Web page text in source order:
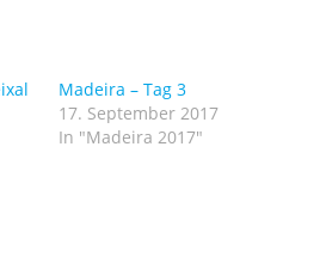
Madeira – Tag 3
17. September 2017
In "Madeira 2017"